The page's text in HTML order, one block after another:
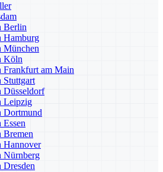
Berlin
Hamburg
München
Köln
Frankfurt am Main
Stuttgart
Düsseldorf
Leipzig
Dortmund
Bremen
Hannover
Nürnberg
Dresden